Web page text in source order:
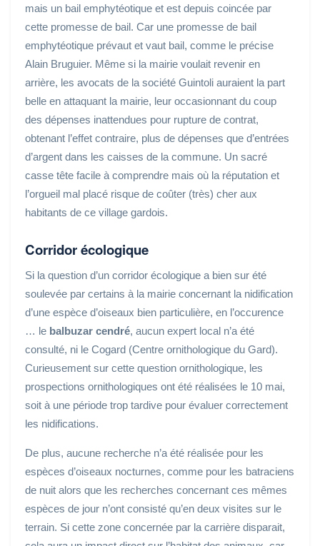
mais un bail emphytéotique et est depuis coincée par
cette promesse de bail. Car une promesse de bail
emphytéotique prévaut et vaut bail, comme le précise
Alain Bruguier. Même si la mairie voulait revenir en
arrière, les avocats de la société Guintoli auraient la part
belle en attaquant la mairie, leur occasionnant du coup
des dépenses inattendues pour rupture de contrat,
obtenant l’effet contraire, plus de dépenses que d’entrées
d’argent dans les caisses de la commune. Un sacré
casse tête facile à comprendre mais où la réputation et
l’orgueil mal placé risque de coûter (très) cher aux
habitants de ce village gardois.
Corridor écologique
Si la question d’un corridor écologique a bien sur été
soulevée par certains à la mairie concernant la nidification
d’une espèce d’oiseaux bien particulière, en l’occurence
… le balbuzar cendré, aucun expert local n’a été
consulté, ni le Cogard (Centre ornithologique du Gard).
Curieusement sur cette question ornithologique, les
prospections ornithologiques ont été réalisées le 10 mai,
soit à une période trop tardive pour évaluer correctement
les nidifications.
De plus, aucune recherche n’a été réalisée pour les
espèces d’oiseaux nocturnes, comme pour les batraciens
de nuit alors que les recherches concernant ces mêmes
espèces de jour n’ont consisté qu’en deux visites sur le
terrain. Si cette zone concernée par la carrière disparait,